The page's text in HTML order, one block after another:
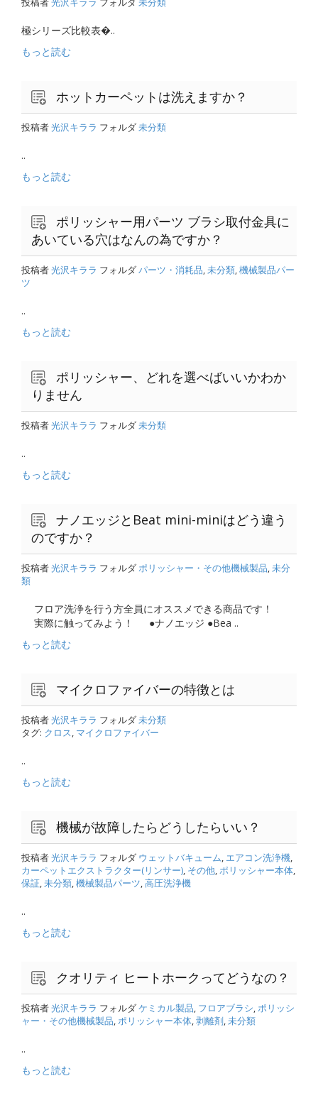
極シリーズ比較表�..
もっと読む
ホットカーペットは洗えますか？
投稿者光沢キララ フォルダ未分類
..
もっと読む
ポリッシャー用パーツ ブラシ取付金具に
あいている穴はなんの為ですか？
投稿者光沢キララ フォルダパーツ・消耗品,未分類,機械製品パー
ツ
..
もっと読む
ポリッシャー、どれを選べばいいかわか
りません
投稿者光沢キララ フォルダ未分類
..
もっと読む
ナノエッジとBeat mini-miniはどう違う
のですか？
投稿者光沢キララ フォルダポリッシャー・その他機械製品,未分
類
フロア洗浄を行う方全員にオススメできる商品です！
実際に触ってみよう！ ●ナノエッジ ●Bea ..
もっと読む
マイクロファイバーの特徴とは
投稿者光沢キララ フォルダ未分類
タグ: クロス, マイクロファイバー
..
もっと読む
機械が故障したらどうしたらいい？
投稿者光沢キララ フォルダ ウェットバキューム, エアコン洗浄機,
カーペットエクストラクター(リンサー), その他,ポリッシャー本体,
保証,未分類,機械製品パーツ,高圧洗浄機
..
もっと読む
クオリティ ヒートホークってどうなの？
投稿者光沢キララ フォルダケミカル製品, フロアブラシ,ポリッシ
ャー・その他機械製品,ポリッシャー本体,剥離剤,未分類
..
もっと読む